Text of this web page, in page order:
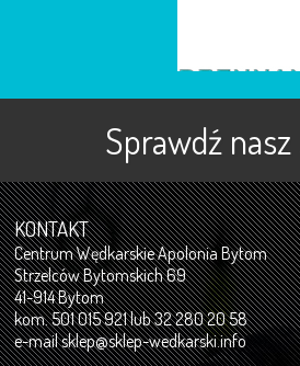
Sprawdź
KONTAKT
Centrum Wędkarskie Apolonia Bytom
Strzelców Bytomskich 69
41-914 Bytom
kom. 501 015 921 lub 32 280 20 58
e-mailsklep@sklep-wedkarski.info